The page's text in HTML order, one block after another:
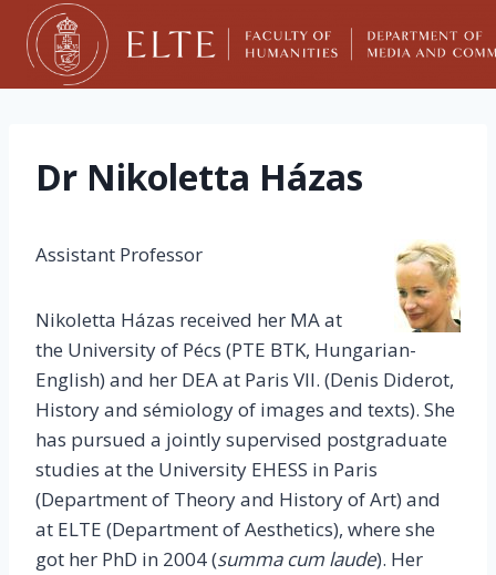
Skip
content
Dr Nikoletta Házas
Assistant Professor
Nikoletta Házas received her MA at
the University of Pécs (PTE BTK, Hungarian-
English) and her DEA at Paris VII. (Denis Diderot,
History and sémiology of images and texts). She
has pursued a jointly supervised postgraduate
studies at the University EHESS in Paris
(Department of Theory and History of Art) and
at ELTE (Department of Aesthetics), where she
got her PhD in 2004 (summa cum laude). Her